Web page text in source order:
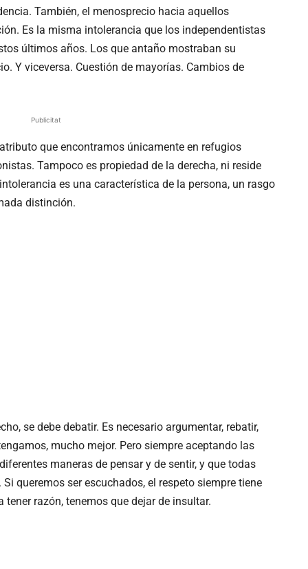
También, el menosprecio hacia aquellos
Es la misma intolerancia que los independentistas
últimos años. Los que antaño mostraban su
Y viceversa. Cuestión de mayorías. Cambios de
Publicitat
que encontramos únicamente en refugios
Tampoco es propiedad de la derecha, ni reside
es una característica de la persona, un rasgo
distinción.
se debe debatir. Es necesario argumentar, rebatir,
mucho mejor. Pero siempre aceptando las
maneras de pensar y de sentir, y que todas
queremos ser escuchados, el respeto siempre tiene
razón, tenemos que dejar de insultar.